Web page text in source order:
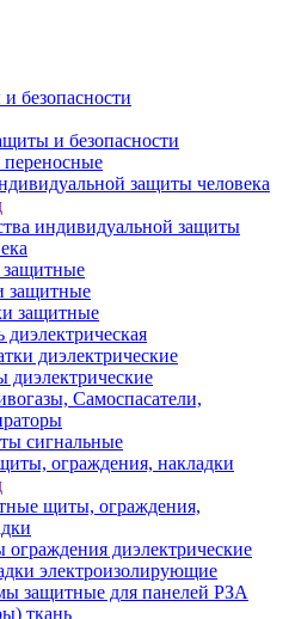
безопасности
и безопасности
переносные
защиты человека
индивидуальной защиты
защитные
защитные
диэлектрическая
диэлектрические
диэлектрические
Самоспасатели,
сигнальные
ограждения, накладки
щиты, ограждения,
диэлектрические
электроизолирующие
защитные для панелей РЗА
ткань